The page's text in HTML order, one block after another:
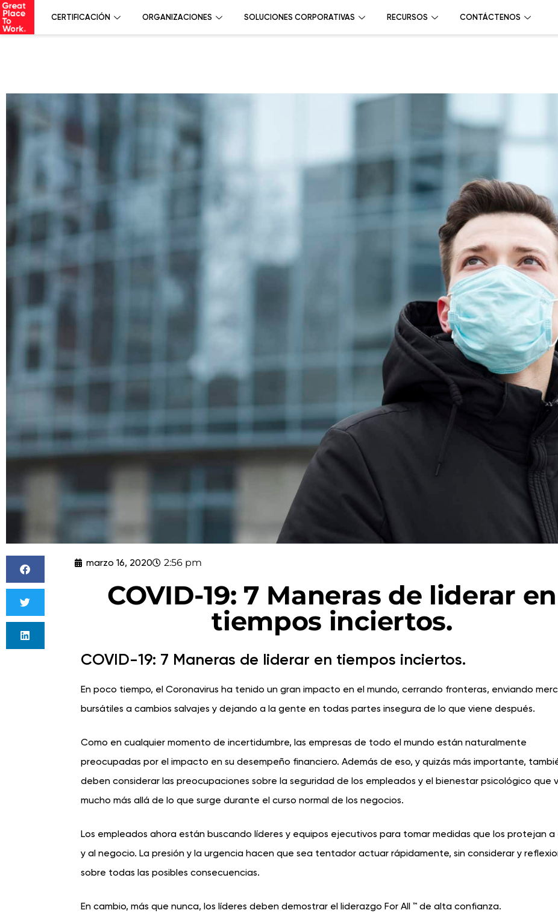
CERTIFICACIÓN ORGANIZACIONES SOLUCIONES CORPORATIVAS RECURSOS CONTÁCTENOS
marzo 16, 2020 2:56 pm
COVID-19: 7 Maneras de liderar en
tiempos inciertos.
COVID-19: 7 Maneras de liderar en tiempos inciertos.
En poco tiempo, el Coronavirus ha tenido un gran impacto en el mundo, cerrando fronteras, enviando
bursátiles a cambios salvajes y dejando a la gente en todas partes insegura de lo que viene después.
Como en cualquier momento de incertidumbre, las empresas de todo el mundo están naturalmente
preocupadas por el impacto en su desempeño financiero. Además de eso, y quizás más importante,
deben considerar las preocupaciones sobre la seguridad de los empleados y el bienestar psicológico que
mucho más allá de lo que surge durante el curso normal de los negocios.
Los empleados ahora están buscando líderes y equipos ejecutivos para tomar medidas que los protejan a
y al negocio. La presión y la urgencia hacen que sea tentador actuar rápidamente, sin considerar y
sobre todas las posibles consecuencias.
En cambio, más que nunca, los líderes deben demostrar el liderazgo For All ™ de alta confianza.